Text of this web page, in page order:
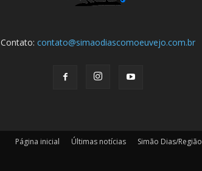
Contato: contato@simaodiascomoeuvejo.com.br
Página inicial Últimas notícias Simão Dias/Região